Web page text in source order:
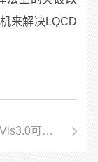
来解决LQCD
在短程时与解
下一篇:GPVis3.0可视化平台正式发布